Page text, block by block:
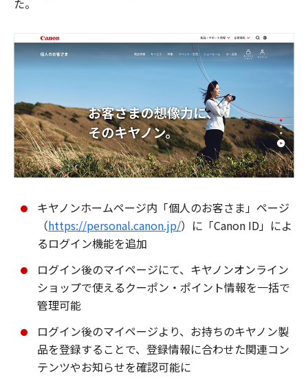
た。
キヤノンホームページ内「個人のお客さま」ページ
（https://personal.canon.jp/）に「Canon ID」によ
るログイン機能を追加
ログイン後のマイページにて、キヤノンオンライン
ショップで使えるクーポン・ポイント情報を一括で
管理可能
ログイン後のマイページより、お持ちのキヤノン製
品を登録することで、登録情報に合わせた関連コン
テンツやお知らせを確認可能に